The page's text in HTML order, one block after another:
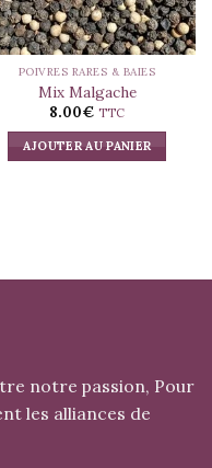
POIVRES RARES & BAIES
Mix Malgache
8.00€ TTC
AJOUTER AU PANIER
notre passion, Pour
les alliances de